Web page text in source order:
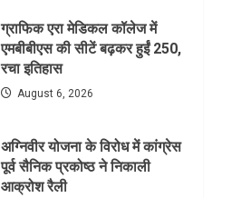
ग्राफिक एरा मेडिकल कॉलेज में
एमबीबीएस की सीटें बढ़कर हुईं 250,
रचा इतिहास
August 6, 2026
अग्निवीर योजना के विरोध में कांग्रेस
पूर्व सैनिक प्रकोष्ठ ने निकाली
आक्रोश रैली